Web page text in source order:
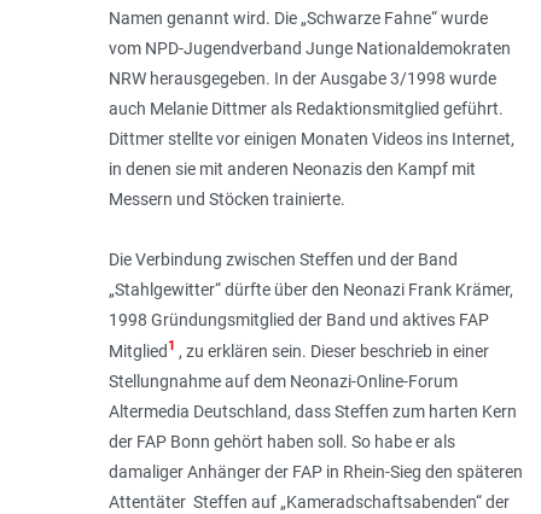
Namen genannt wird. Die „Schwarze Fahne“ wurde
vom NPD-Jugendverband Junge Nationaldemokraten
NRW herausgegeben. In der Ausgabe 3/1998 wurde
auch Melanie Dittmer als Redaktionsmitglied geführt.
Dittmer stellte vor einigen Monaten Videos ins Internet,
in denen sie mit anderen Neonazis den Kampf mit
Messern und Stöcken trainierte.
Die Verbindung zwischen Steffen und der Band
„Stahlgewitter“ dürfte über den Neonazi Frank Krämer,
1998 Gründungsmitglied der Band und aktives FAP
Mitglied1 , zu erklären sein. Dieser beschrieb in einer
Stellungnahme auf dem Neonazi-Online-Forum
Altermedia Deutschland, dass Steffen zum harten Kern
der FAP Bonn gehört haben soll. So habe er als
damaliger Anhänger der FAP in Rhein-Sieg den späteren
Attentäter Steffen auf „Kameradschaftsabenden“ der